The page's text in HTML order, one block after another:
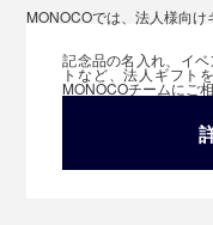
MONOCOでは、法人様向け
記念品の名入れ、イ
トなど、法人ギフト
MONOCOチームにご